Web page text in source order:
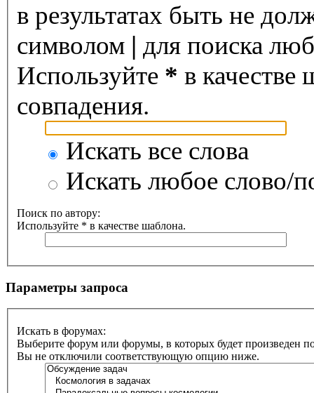
в результатах быть не
символом | для поиска
Используйте * в качестве
совпадения.
Искать все слова
Искать любое слово/
Поиск по автору:
Используйте * в качестве шаблона.
Параметры запроса
Искать в форумах:
Выберите форум или форумы, в которых будет произведен
Вы не отключили соответствующую опцию ниже.